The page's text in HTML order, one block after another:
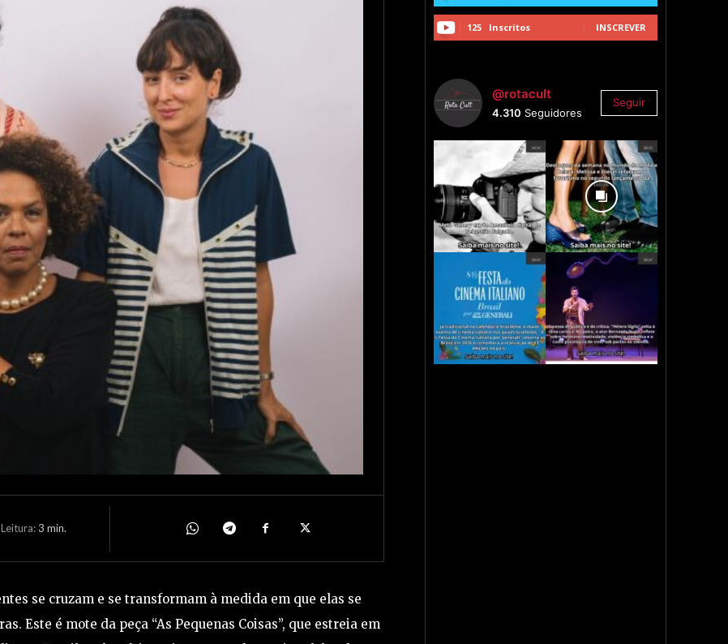
3 min.
se cruzam e se transformam à medida em que elas se
Este é mote da peça “As Pequenas Coisas”, que estreia em
125 Inscritos INSCREVER
@rotacult
4.310 Seguidores
Seguir